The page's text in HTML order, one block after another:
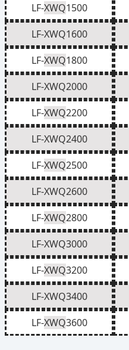
LF-XWQ1500
LF-XWQ1600
LF-XWQ1800
LF-XWQ2000
LF-XWQ2200
LF-XWQ2400
LF-XWQ2500
LF-XWQ2600
LF-XWQ2800
LF-XWQ3000
LF-XWQ3200
LF-XWQ3400
LF-XWQ3600